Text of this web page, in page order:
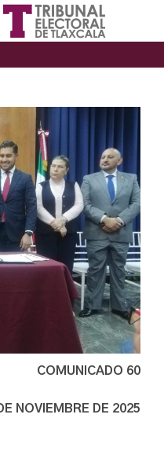
COMUNICADO 60
NOVIEMBRE DE 2025